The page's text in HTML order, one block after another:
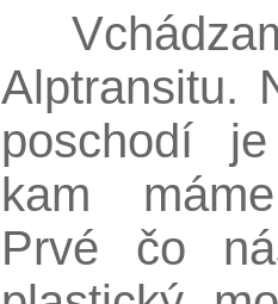
Alptransitu.
poschodí
kam
Prvé čo